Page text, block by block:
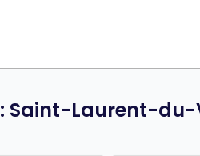
Saint-Laurent-